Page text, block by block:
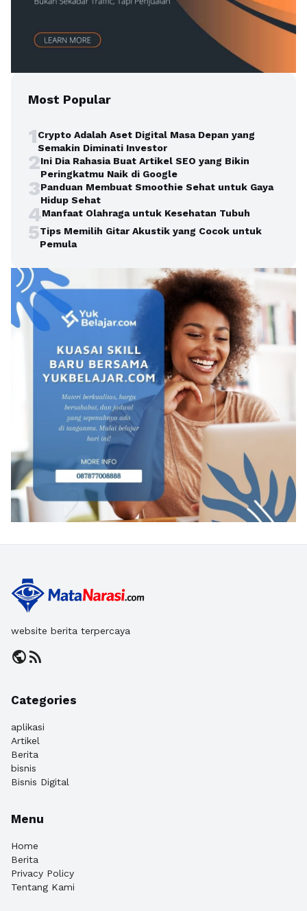
Most Popular
1Crypto Adalah Aset Digital Masa Depan yang
Semakin Diminati Investor
2Ini Dia Rahasia Buat Artikel SEO yang Bikin
Peringkatmu Naik di Google
3Panduan Membuat Smoothie Sehat untuk Gaya
Hidup Sehat
4Manfaat Olahraga untuk Kesehatan Tubuh
5Tips Memilih Gitar Akustik yang Cocok untuk
Pemula
website berita terpercaya
publicrss_feed
Categories
aplikasi
Artikel
Berita
bisnis
Bisnis Digital
Menu
Home
Berita
Privacy Policy
Tentang Kami